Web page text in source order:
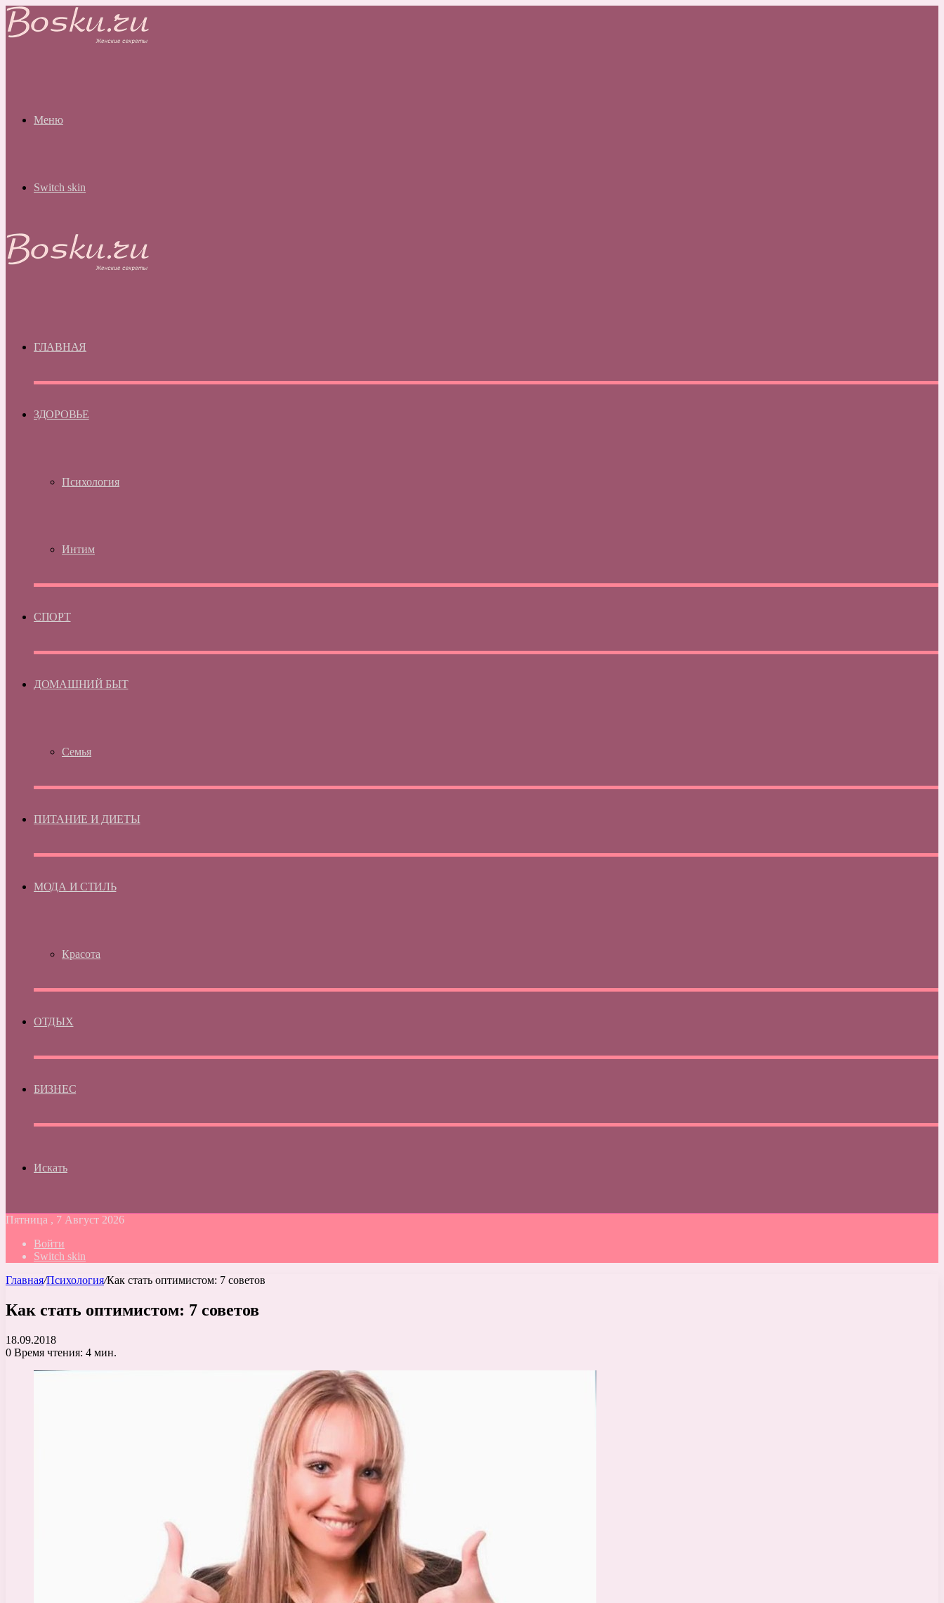
Меню
Switch skin
ГЛАВНАЯ
ЗДОРОВЬЕ
Психология
Интим
СПОРТ
ДОМАШНИЙ БЫТ
Семья
ПИТАНИЕ И ДИЕТЫ
МОДА И СТИЛЬ
Красота
ОТДЫХ
БИЗНЕС
Искать
Пятница , 7 Август 2026
Войти
Switch skin
Главная/Психология/Как стать оптимистом: 7 советов
Как стать оптимистом: 7 советов
18.09.2018
0 Время чтения: 4 мин.